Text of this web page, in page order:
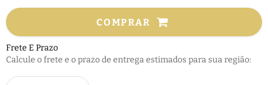
COMPRAR
Frete E Prazo
Calcule o frete e o prazo de entrega estimados para sua região: